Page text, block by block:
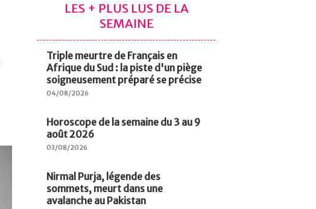
LES + PLUS LUS DE LA
SEMAINE
Triple meurtre de Français en
Afrique du Sud : la piste d'un piège
soigneusement préparé se précise
04/08/2026
Horoscope de la semaine du 3 au 9
août 2026
03/08/2026
Nirmal Purja, légende des
sommets, meurt dans une
avalanche au Pakistan